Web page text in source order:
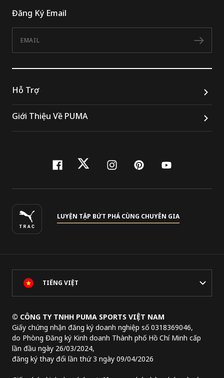
Đăng Ký Email
Hỗ Trợ
Giới Thiệu Về PUMA
facebook
twitterinstagram
pinterest
youtube
LUYỆN TẬP BỨT PHÁ CÙNG CHUYÊN GIA
TIẾNG VIỆT
© CÔNG TY TNHH PUMA SPORTS VIỆT NAM
Giấy chứng nhận đăng ký doanh nghiệp số 0318369046,
do Phòng Đăng ký Kinh doanh Thành phố Hồ Chí Minh cấp
lần đầu ngày 26/03/2024,
đăng ký thay đổi lần thứ 3 ngày 09/04/2026